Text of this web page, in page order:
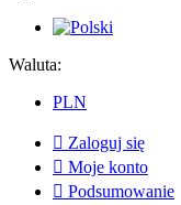
Waluta:
PLN
 Zaloguj się
 Moje konto
 Podsumowanie